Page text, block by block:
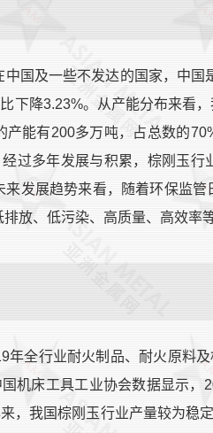
国及一些不发达的国家，中
下降3.23%。从产能分布来看
产能有200多万吨，占总数的
过多年发展与积累，棕刚玉
来发展趋势来看，随着环保监
放、低污染、高质量、高效率
年全行业耐火制品、耐火原料
机床工具工业协会数据显示
，我国棕刚玉行业产量较为稳